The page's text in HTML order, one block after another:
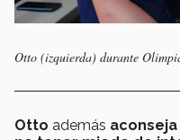
Otto (izquierda) durante
Otto además